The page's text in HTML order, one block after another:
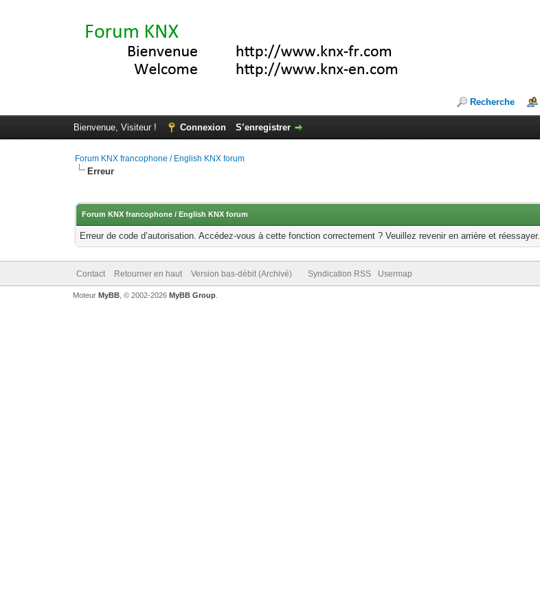
Recherche
Bienvenue, Visiteur ! Connexion S’enregistrer
Forum KNX francophone / English KNX forum
Erreur
Forum KNX francophone / English KNX forum
Erreur de code d’autorisation. Accédez-vous à cette fonction correctement ? Veuillez revenir en arrière et réessayer.
Contact Retourner en haut Version bas-débit (Archivé) Syndication RSS Usermap
Moteur MyBB, © 2002-2026 MyBB Group.